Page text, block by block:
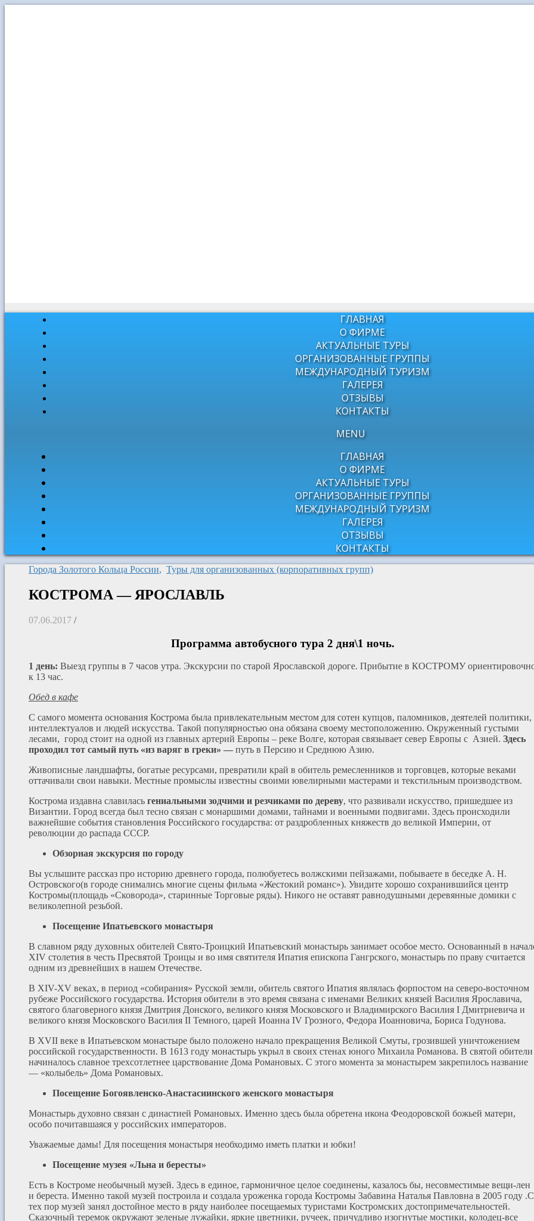
ГЛАВНАЯ
О ФИРМЕ
АКТУАЛЬНЫЕ ТУРЫ
ОРГАНИЗОВАННЫЕ ГРУППЫ
МЕЖДУНАРОДНЫЙ ТУРИЗМ
ГАЛЕРЕЯ
ОТЗЫВЫ
КОНТАКТЫ
MENU
ГЛАВНАЯ
О ФИРМЕ
АКТУАЛЬНЫЕ ТУРЫ
ОРГАНИЗОВАННЫЕ ГРУППЫ
МЕЖДУНАРОДНЫЙ ТУРИЗМ
ГАЛЕРЕЯ
ОТЗЫВЫ
КОНТАКТЫ
Города Золотого Кольца России, Туры для организованных (корпоративных групп)
КОСТРОМА — ЯРОСЛАВЛЬ
07.06.2017 /
Программа автобусного тура 2 дня\1 ночь.
1 день: Выезд группы в 7 часов утра. Экскурсии по старой Ярославской дороге. Прибытие в КОСТРОМУ
к 13 час.
Обед в кафе
С самого момента основания Кострома была привлекательным местом для сотен купцов, паломников, деятелей политики,
интеллектуалов и людей искусства. Такой популярностью она обязана своему местоположению. Окруженный густыми
лесами, город стоит на одной из главных артерий Европы – реке Волге, которая связывает север Европы с Азией. Здесь
проходил тот самый путь «из варяг в греки» — путь в Персию и Среднюю Азию.
Живописные ландшафты, богатые ресурсами, превратили край в обитель ремесленников и торговцев, которые веками
оттачивали свои навыки. Местные промыслы известны своими ювелирными мастерами и текстильным производством.
Кострома издавна славилась гениальными зодчими и резчиками по дереву, что развивали искусство, пришедшее из
Византии. Город всегда был тесно связан с монаршими домами, тайнами и военными подвигами. Здесь происходили
важнейшие события становления Российского государства: от раздробленных княжеств до великой Империи, от
революции до распада СССР.
Обзорная экскурсия по городу
Вы услышите рассказ про историю древнего города, полюбуетесь волжскими пейзажами, побываете в беседке А. Н.
Островского(в городе снимались многие сцены фильма «Жестокий романс»). Увидите хорошо сохранившийся центр
Костромы(площадь «Сковорода», старинные Торговые ряды). Никого не оставят равнодушными деревянные домики с
великолепной резьбой.
Посещение Ипатьевского монастыря
В славном ряду духовных обителей Свято-Троицкий Ипатьевский монастырь занимает особое место. Основанный в
XIV столетия в честь Пресвятой Троицы и во имя святителя Ипатия епископа Гангрского, монастырь по праву считается
одним из древнейших в нашем Отечестве.
В XIV-XV веках, в период «собирания» Русской земли, обитель святого Ипатия являлась форпостом на северо-восточном
рубеже Российского государства. История обители в это время связана с именами Великих князей Василия Ярославича,
святого благоверного князя Дмитрия Донского, великого князя Московского и Владимирского Василия I Дмитриевича и
великого князя Московского Василия II Темного, царей Иоанна IV Грозного, Федора Иоанновича, Бориса Годунова.
В XVII веке в Ипатьевском монастыре было положено начало прекращения Великой Смуты, грозившей уничтожением
российской государственности. В 1613 году монастырь укрыл в своих стенах юного Михаила Романова. В святой обители
начиналось славное трехсотлетнее царствование Дома Романовых. С этого момента за монастырем закрепилось название
— «колыбель» Дома Романовых.
Посещение Богоявленско-Анастасиинского женского монастыря
Монастырь духовно связан с династией Романовых. Именно здесь была обретена икона Феодоровской божьей матери,
особо почитавшаяся у российских императоров.
Уважаемые дамы! Для посещения монастыря необходимо иметь платки и юбки!
Посещение музея «Льна и бересты»
Есть в Костроме необычный музей. Здесь в единое, гармоничное целое соединены, казалось бы, несовместимые вещи-лен
и береста. Именно такой музей построила и создала уроженка города Костромы Забавина Наталья Павловна в 2005 году .С
тех пор музей занял достойное место в ряду наиболее посещаемых туристами Костромских достопримечательностей.
Сказочный теремок окружают зеленые лужайки, яркие цветники, ручеек, причудливо изогнутые мостики, колодец-все